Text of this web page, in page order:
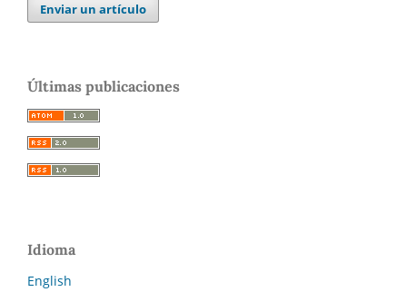
Enviar un artículo
Últimas publicaciones
Idioma
English